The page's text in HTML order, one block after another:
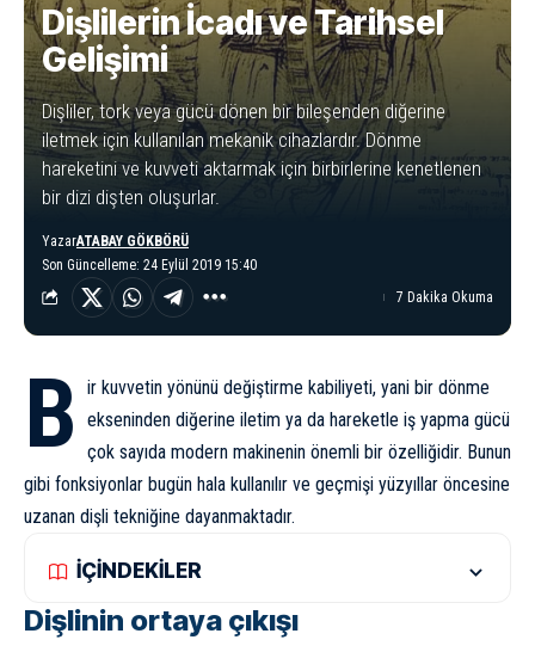
Dişlilerin İcadı ve Tarihsel
Gelişimi
Dişliler, tork veya gücü dönen bir bileşenden diğerine
iletmek için kullanılan mekanik cihazlardır. Dönme
hareketini ve kuvveti aktarmak için birbirlerine kenetlenen
bir dizi dişten oluşurlar.
Son Güncelleme: 24 Eylül 2019 15:40
YazarATABAY GÖKBÖRÜ
7 Dakika Okuma
B
ir kuvvetin yönünü değiştirme kabiliyeti, yani bir dönme
ekseninden diğerine iletim ya da hareketle iş yapma gücü
çok sayıda modern makinenin önemli bir özelliğidir. Bunun
gibi fonksiyonlar bugün hala kullanılır ve geçmişi yüzyıllar öncesine
uzanan dişli tekniğine dayanmaktadır.
İÇİNDEKİLER
Dişlinin ortaya çıkışı